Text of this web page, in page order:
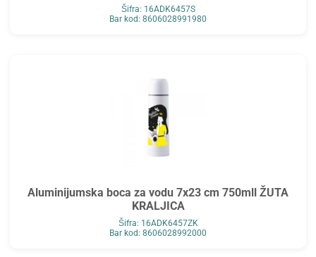
Šifra: 16ADK6457S
Bar kod: 8606028991980
Aluminijumska boca za vodu 7x23 cm 750mll ŽUTA
KRALJICA
Šifra: 16ADK6457ZK
Bar kod: 8606028992000